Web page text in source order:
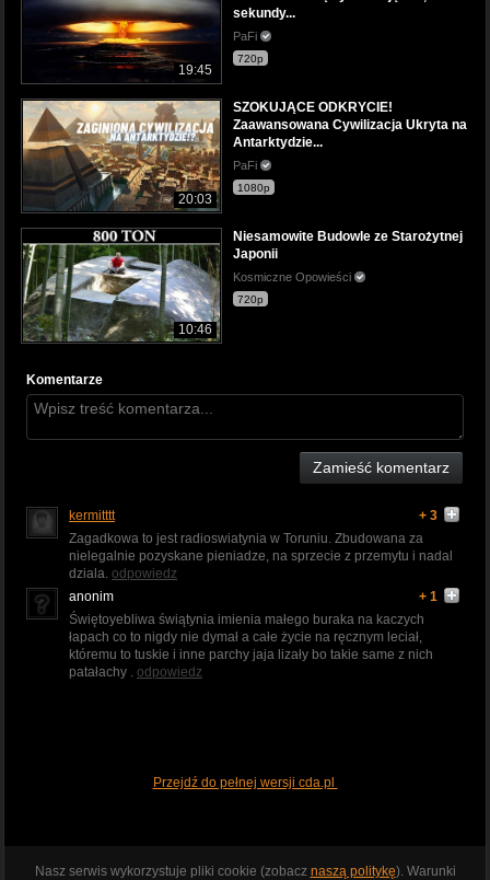
19:45
sekundy...
PaFi
720p
20:03
SZOKUJĄCE ODKRYCIE!
Zaawansowana Cywilizacja Ukryta na
Antarktydzie...
PaFi
1080p
10:46
Niesamowite Budowle ze Starożytnej
Japonii
Kosmiczne Opowieści
720p
Komentarze
Zamieść komentarz
kermitttt
+ 3
Zagadkowa to jest radioswiatynia w Toruniu. Zbudowana za
nielegalnie pozyskane pieniadze, na sprzecie z przemytu i nadal
dziala. odpowiedz
anonim
+ 1
Świętoyebliwa świątynia imienia małego buraka na kaczych
łapach co to nigdy nie dymał a całe życie na ręcznym leciał,
któremu to tuskie i inne parchy jaja lizały bo takie same z nich
patałachy . odpowiedz
Przejdź do pełnej wersji cda.pl
Nasz serwis wykorzystuje pliki cookie (zobacz naszą politykę). Warunki